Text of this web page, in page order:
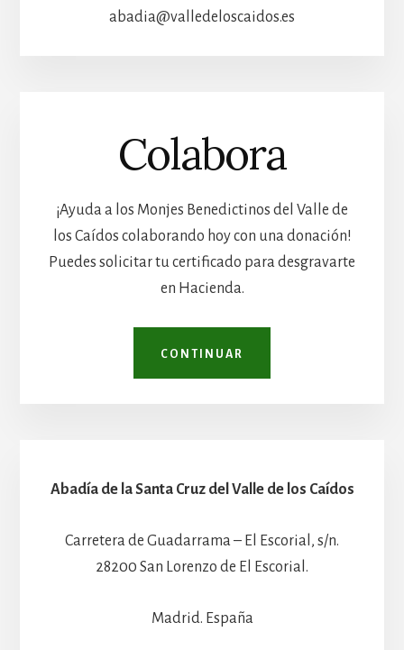
abadia@valledeloscaidos.es
Colabora
¡Ayuda a los Monjes Benedictinos del Valle de
los Caídos colaborando hoy con una donación!
Puedes solicitar tu certificado para desgravarte
en Hacienda.
CONTINUAR
Abadía de la Santa Cruz del Valle de los Caídos
Carretera de Guadarrama – El Escorial, s/n.
28200 San Lorenzo de El Escorial.
Madrid. España